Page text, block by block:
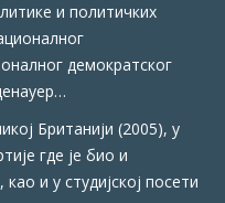
и политичких
демократског
Британији (2005), у
где је био и
и у студијској посети